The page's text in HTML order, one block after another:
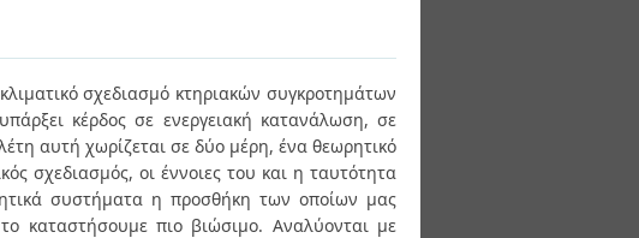
σχεδιασμό κτηριακών συγκροτημάτων
κέρδος σε ενεργειακή κατανάλωση, σε
αυτή χωρίζεται σε δύο μέρη, ένα θεωρητικό
σχεδιασμός, οι έννοιες του και η ταυτότητα
συστήματα η προσθήκη των οποίων μας
καταστήσουμε πιο βιώσιμο. Αναλύονται με